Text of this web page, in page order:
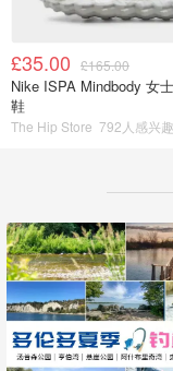
£35.00 £165.00
Nike ISPA Mindbody 女
鞋
The Hip Store 792人感兴趣